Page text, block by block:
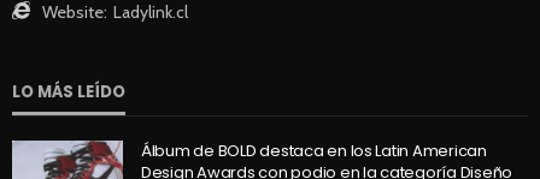
Website: Ladylink.cl
LO MÁS LEÍDO
Álbum de BOLD destaca en los Latin American
Design Awards con podio en la categoría Diseño